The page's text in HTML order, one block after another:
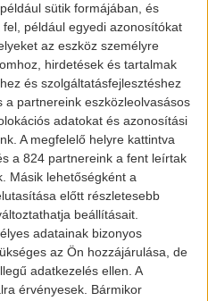
sütik formájában, és
például egyedi azonosítókat
az eszköz személyre
hirdetések és tartalmak
és szolgáltatásfejlesztéshez
a partnereink eszközleolvasásos
adatokat és azonosítási
A megfelelő helyre kattintva
a 824 partnereink a fent leírtak
Másik lehetőségként a
előtt részletesebb
beállításait.
adatainak bizonyos
az Ön hozzájárulása, de
adatkezelés ellen. A
érvényesek. Bármikor
a teljesen elektromos
területén 57,4
egy évvel ezelőtti
Ez már